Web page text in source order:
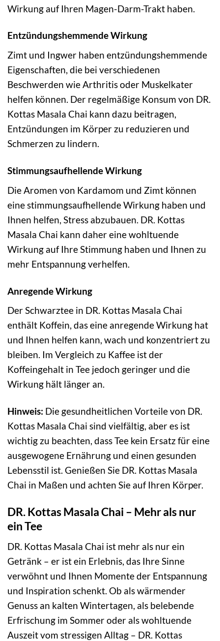
Wirkung auf Ihren Magen-Darm-Trakt haben.
Entzündungshemmende Wirkung
Zimt und Ingwer haben entzündungshemmende
Eigenschaften, die bei verschiedenen
Beschwerden wie Arthritis oder Muskelkater
helfen können. Der regelmäßige Konsum von DR.
Kottas Masala Chai kann dazu beitragen,
Entzündungen im Körper zu reduzieren und
Schmerzen zu lindern.
Stimmungsaufhellende Wirkung
Die Aromen von Kardamom und Zimt können
eine stimmungsaufhellende Wirkung haben und
Ihnen helfen, Stress abzubauen. DR. Kottas
Masala Chai kann daher eine wohltuende
Wirkung auf Ihre Stimmung haben und Ihnen zu
mehr Entspannung verhelfen.
Anregende Wirkung
Der Schwarztee in DR. Kottas Masala Chai
enthält Koffein, das eine anregende Wirkung hat
und Ihnen helfen kann, wach und konzentriert zu
bleiben. Im Vergleich zu Kaffee ist der
Koffeingehalt in Tee jedoch geringer und die
Wirkung hält länger an.
Hinweis: Die gesundheitlichen Vorteile von DR.
Kottas Masala Chai sind vielfältig, aber es ist
wichtig zu beachten, dass Tee kein Ersatz für eine
ausgewogene Ernährung und einen gesunden
Lebensstil ist. Genießen Sie DR. Kottas Masala
Chai in Maßen und achten Sie auf Ihren Körper.
DR. Kottas Masala Chai – Mehr als nur
ein Tee
DR. Kottas Masala Chai ist mehr als nur ein
Getränk – er ist ein Erlebnis, das Ihre Sinne
verwöhnt und Ihnen Momente der Entspannung
und Inspiration schenkt. Ob als wärmender
Genuss an kalten Wintertagen, als belebende
Erfrischung im Sommer oder als wohltuende
Auszeit vom stressigen Alltag – DR. Kottas